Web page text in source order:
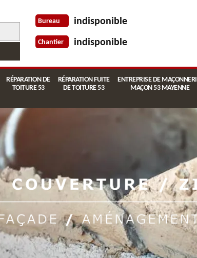
Bureau indisponible
Chantier indisponible
RÉPARATION DE
TOITURE 53
RÉPARATION FUITE
DE TOITURE 53
ENTREPRISE DE
MAÇON 53 MAYENNE